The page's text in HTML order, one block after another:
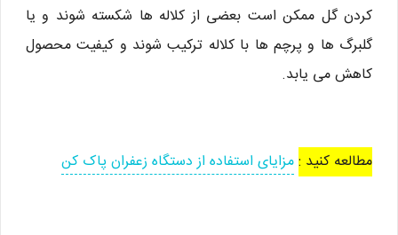
کردن گل ممکن است بعضی از کلاله ها شکسته شوند و یا
گلبرگ ها و پرچم ها با کلاله ترکیب شوند و کیفیت محصول
کاهش می یابد.
مطالعه کنید :مزایای استفاده از دستگاه زعفران پاک کن